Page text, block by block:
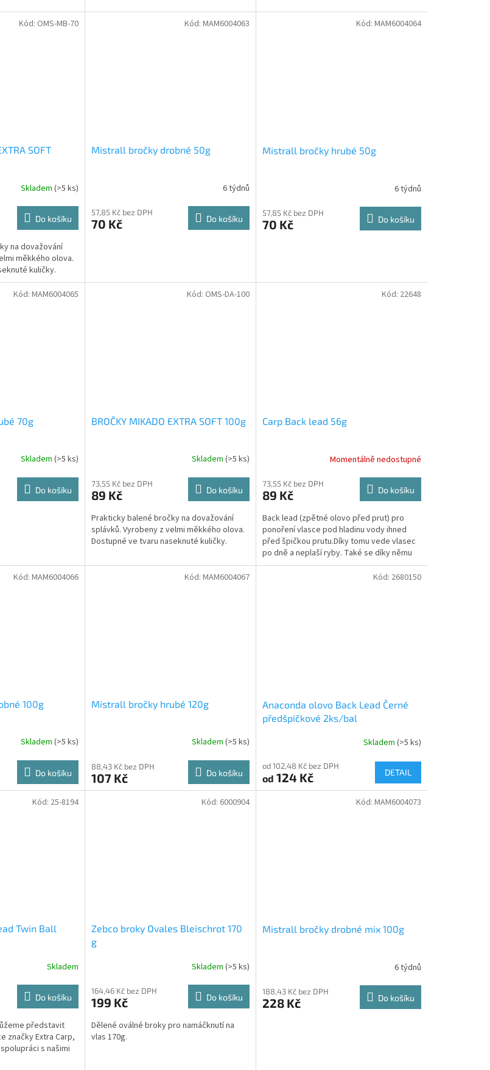
SOFT
Skladem (>5 ks)
Do košíku
na dovažování
měkkého olova.
kuličky.
Kód: OMS-MB-70
Mistrall bročky drobné 50g
6 týdnů
57,85 Kč bez DPH
70 Kč Do košíku
Kód: MAM6004063
Mistrall bročky hrubé 50g
6 týdnů
57,85 Kč bez DPH
70 Kč Do košíku
Kód: MAM6004064
70g
Skladem (>5 ks)
Do košíku
Kód: MAM6004065
BROČKY MIKADO EXTRA SOFT 100g
Skladem (>5 ks)
73,55 Kč bez DPH
89 Kč Do košíku
Prakticky balené bročky na dovažování
splávků. Vyrobeny z velmi měkkého olova.
Dostupné ve tvaru naseknuté kuličky.
Kód: OMS-DA-100
Carp Back lead 56g
Momentálně nedostupné
73,55 Kč bez DPH
89 Kč Do košíku
Back lead (zpětné olovo před prut) pro
ponoření vlasce pod hladinu vody ihned
před špičkou prutu.Díky tomu vede vlasec
po dně a neplaší ryby. Také se díky němu
do vlasce na...
Kód: 22648
100g
Skladem (>5 ks)
Do košíku
Kód: MAM6004066
Mistrall bročky hrubé 120g
Skladem (>5 ks)
88,43 Kč bez DPH
107 Kč Do košíku
Kód: MAM6004067
Anaconda olovo Back Lead Černé
předšpičkové 2ks/bal
Skladem (>5 ks)
od 102,48 Kč bez DPH
od 124 Kč DETAIL
Kód: 2680150
Twin Ball
Skladem
Do košíku
představit
značky Extra Carp,
s našimi
Kód: 25-8194
Zebco broky Ovales Bleischrot 170
g
Skladem (>5 ks)
164,46 Kč bez DPH
199 Kč Do košíku
Dělené oválné broky pro namáčknutí na
vlas 170g.
Kód: 6000904
Mistrall bročky drobné mix 100g
6 týdnů
188,43 Kč bez DPH
228 Kč Do košíku
Kód: MAM6004073